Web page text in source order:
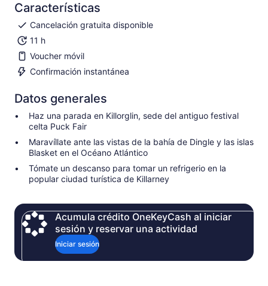
Características
Cancelación gratuita disponible
11 h
Voucher móvil
Confirmación instantánea
Datos generales
Haz una parada en Killorglin, sede del antiguo festival
celta Puck Fair
Maravíllate ante las vistas de la bahía de Dingle y las islas
Blasket en el Océano Atlántico
Tómate un descanso para tomar un refrigerio en la
popular ciudad turística de Killarney
Acumula crédito OneKeyCash al iniciar
sesión y reservar una actividad
Iniciar sesión